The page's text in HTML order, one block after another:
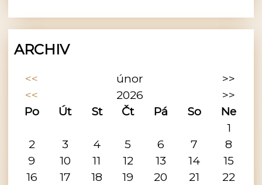
ARCHIV
<< únor
>>
<<
2026
>>
Po
Út St Čt Pá So
Ne
1
2
3 4 5 6 7
8
9
10 11 12 13 14
15
16
17 18 19 20 21
22